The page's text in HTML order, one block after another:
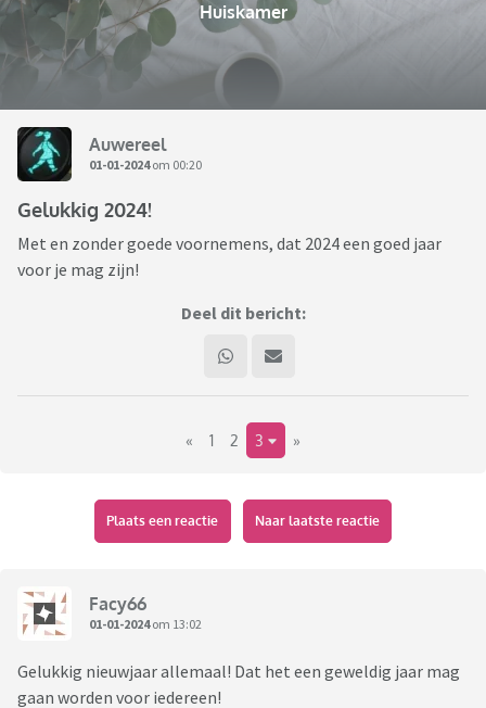
Huiskamer
Auwereel
01-01-2024om 00:20
Gelukkig 2024!
Met en zonder goede voornemens, dat 2024 een goed jaar
voor je mag zijn!
Deel dit bericht:
« 1 2 3 »
Plaats een reactie Naar laatste reactie
Facy66
01-01-2024om 13:02
Gelukkig nieuwjaar allemaal! Dat het een geweldig jaar mag
gaan worden voor iedereen!